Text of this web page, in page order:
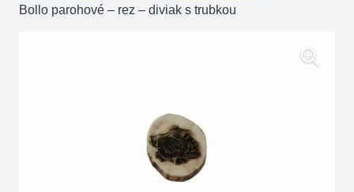
Bollo parohové – rez – diviak s trubkou